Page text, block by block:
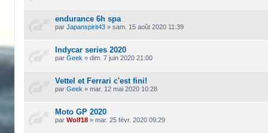
endurance 6h spa
parJapanspirit43 »sam. 15 août 2020 11:39
Indycar series 2020
parGeek »dim. 7 juin 2020 21:00
Vettel et Ferrari c'est fini!
parGeek »mar. 12 mai 2020 10:28
Moto GP 2020
parWolf18 »mar. 25 févr. 2020 09:29